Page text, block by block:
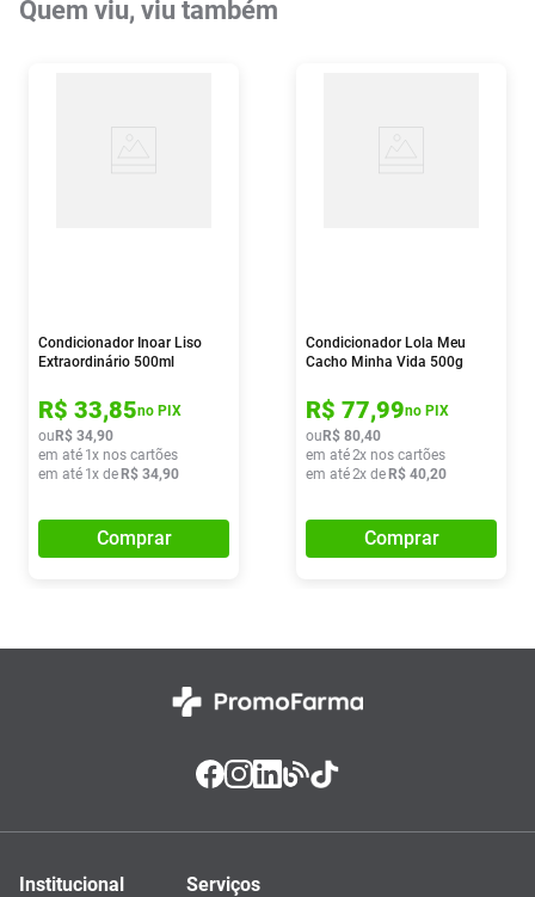
Quem viu, viu também
Condicionador Inoar Liso
Extraordinário 500ml
R$ 33,85no PIX
ou R$ 34,90
em até 1x nos cartões
em até 1x de R$ 34,90
Comprar
Condicionador Lola Meu
Cacho Minha Vida 500g
R$ 77,99no PIX
ou R$ 80,40
em até2x nos cartões
em até2x de R$ 40,20
Comprar
Institucional Serviços